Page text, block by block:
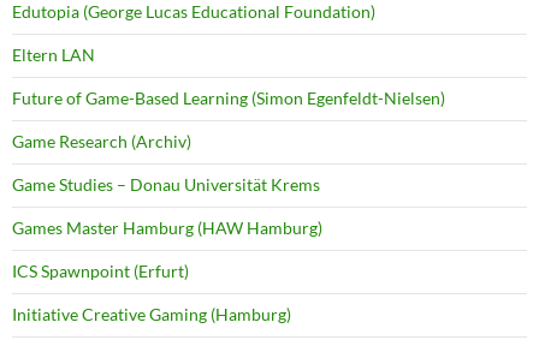
Edutopia (George Lucas Educational Foundation)
Eltern LAN
Future of Game-Based Learning (Simon Egenfeldt-Nielsen)
Game Research (Archiv)
Game Studies – Donau Universität Krems
Games Master Hamburg (HAW Hamburg)
ICS Spawnpoint (Erfurt)
Initiative Creative Gaming (Hamburg)